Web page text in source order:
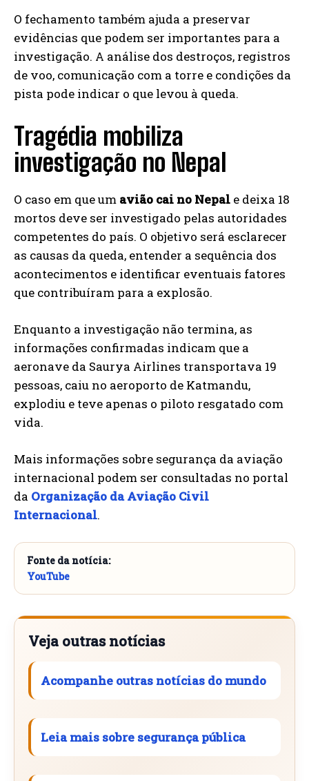
O fechamento também ajuda a preservar
evidências que podem ser importantes para a
investigação. A análise dos destroços, registros
de voo, comunicação com a torre e condições da
pista pode indicar o que levou à queda.
Tragédia mobiliza
investigação no Nepal
O caso em que um avião cai no Nepal e deixa 18
mortos deve ser investigado pelas autoridades
competentes do país. O objetivo será esclarecer
as causas da queda, entender a sequência dos
acontecimentos e identificar eventuais fatores
que contribuíram para a explosão.
Enquanto a investigação não termina, as
informações confirmadas indicam que a
aeronave da Saurya Airlines transportava 19
pessoas, caiu no aeroporto de Katmandu,
explodiu e teve apenas o piloto resgatado com
vida.
Mais informações sobre segurança da aviação
internacional podem ser consultadas no portal
da Organização da Aviação Civil
Internacional.
Fonte da notícia:
YouTube
Veja outras notícias
Acompanhe outras notícias do mundo
Leia mais sobre segurança pública